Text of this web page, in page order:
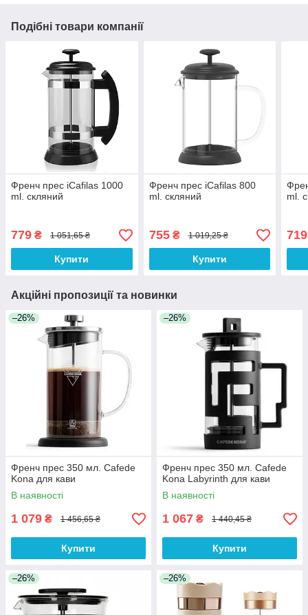
Подібні товари компанії
Френч прес iCafilas 1000
ml. скляний
779 ₴ 1 051,65 ₴
Купити
Френч прес iCafilas 800
ml. скляний
755₴ 1 019,25 ₴
Купити
ml.
719
Акційні пропозиції та новинки
–26%
Френч прес 350 мл. Cafede
Kona для кави
В наявності
1 079 ₴ 1 456,65 ₴
Купити
–26%
Френч прес 350 мл. Cafede
Kona Labyrinth для кави
В наявності
1 067 ₴ 1 440,45 ₴
Купити
–26% –26%